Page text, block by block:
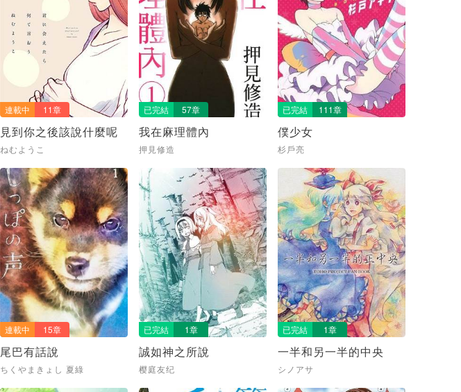
連載中 11章
見到你之後該說什麼呢
ねむようこ
已完結 57章
我在麻理體內
押見修造
已完結 111章
僕少女
杉戶亮
連載中 15章
尾巴有話說
ちくやまきょし 夏綠
已完結 1章
誠如神之所說
樱庭友纪
已完結 1章
一半和另一半的中央
シノアサ